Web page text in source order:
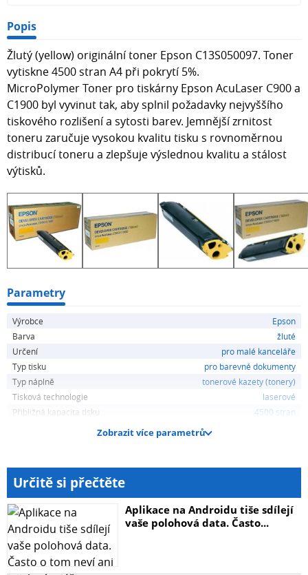
Popis
Žlutý (yellow) originální toner Epson C13S050097. Toner
vytiskne 4500 stran A4 při pokrytí 5%.
MicroPolymer Toner pro tiskárny Epson AcuLaser C900 a
C1900 byl vyvinut tak, aby splnil požadavky nejvyššího
tiskového rozlišení a sytosti barev. Jemnější zrnitost
toneru zaručuje vysokou kvalitu tisku s rovnoměrnou
distribucí toneru a zlepšuje výslednou kvalitu a stálost
výtisků.
Parametry
Výrobce
Epson
Barva
žluté
Určení
pro malé kanceláře
Typ tisku
pro barevné dokumenty
Typ náplně
tonerové kazety (tonery)
Tisková technologie
laserové
Přibližná kapacita tisku
4500 stran
Zobrazit více parametrů
Určitě si přečtěte
Aplikace na Androidu tiše sdílejí
vaše polohová data. Často...